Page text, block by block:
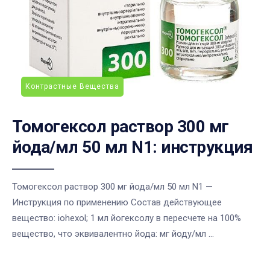
Контрастные Вещества
Томогексол раствор 300 мг
йода/мл 50 мл N1: инструкция
Томогексол раствор 300 мг йода/мл 50 мл N1 —
Инструкция по применению Состав действующее
вещество: iohexol; 1 мл йогексолу в пересчете на 100%
вещество, что эквивалентно йода: мг йоду/мл ...